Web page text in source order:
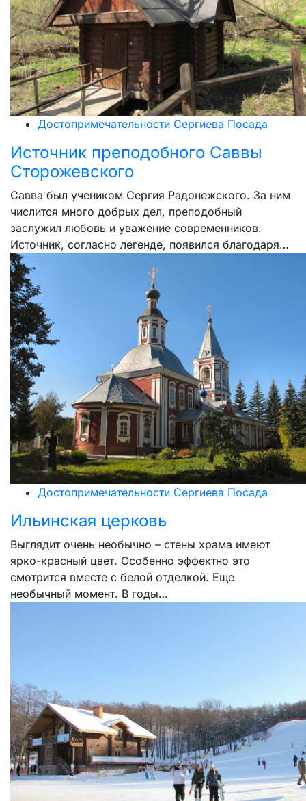
Достопримечательности Сергиева Посада
Источник преподобного Саввы
Сторожевского
Савва был учеником Сергия Радонежского. За ним
числится много добрых дел, преподобный
заслужил любовь и уважение современников.
Источник, согласно легенде, появился благодаря…
Достопримечательности Сергиева Посада
Ильинская церковь
Выглядит очень необычно – стены храма имеют
ярко-красный цвет. Особенно эффектно это
смотрится вместе с белой отделкой. Еще
необычный момент. В годы…